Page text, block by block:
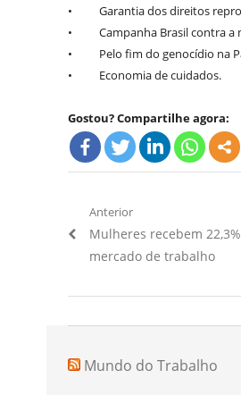
• Garantia dos direitos
• Campanha Brasil contra a
• Pelo fim do genocídio na
• Economia de cuidados.
Gostou? Compartilhe agora:
Navegação
de
Anterior
Artigo
Anterior:
Mulheres recebem
mercado de trabalho
Mundo do Trabalho